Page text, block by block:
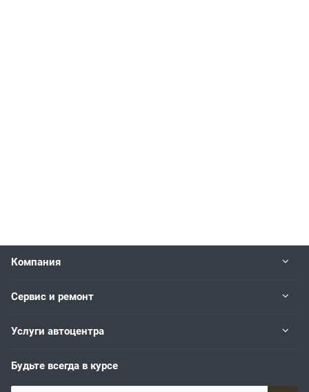
Компания
Сервис и ремонт
Услуги автоцентра
Будьте всегда в курсе